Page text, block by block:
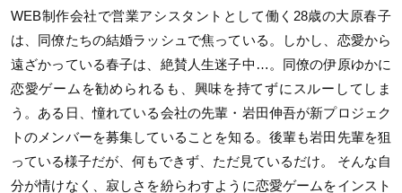
WEB制作会社で営業アシスタントとして働く28歳の大原春子
は、同僚たちの結婚ラッシュで焦っている。しかし、恋愛から
遠ざかっている春子は、絶賛人生迷子中…。同僚の伊原ゆかに
恋愛ゲームを勧められるも、興味を持てずにスルーしてしま
う。ある日、憧れている会社の先輩・岩田伸吾が新プロジェク
トのメンバーを募集していることを知る。後輩も岩田先輩を狙
っている様子だが、何もできず、ただ見ているだけ。 そんな自
分が情けなく、寂しさを紛らわすように恋愛ゲームをインスト